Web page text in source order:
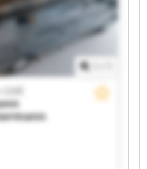
Hülsermann GME